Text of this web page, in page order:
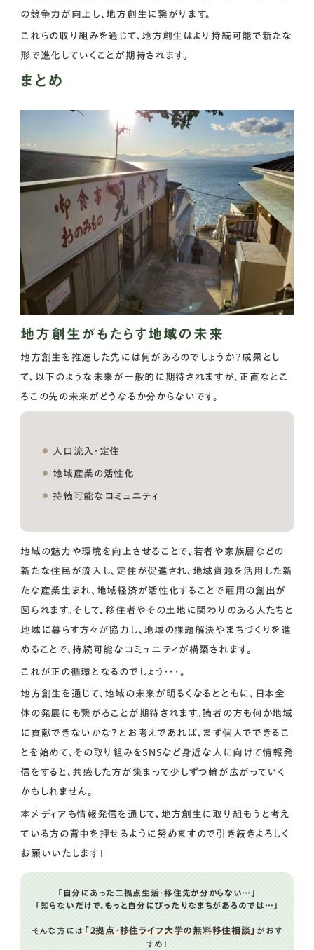
の競争力が向上し、地方創生に繋がります。
これらの取り組みを通じて、地方創生はより持続可能で新たな
形で進化していくことが期待されます。
まとめ
地方創生がもたらす地域の未来
地方創生を推進した先には何があるのでしょうか？成果とし
て、以下のような未来が一般的に期待されますが、正直なとこ
ろこの先の未来がどうなるか分からないです。
人口流入・定住
地域産業の活性化
持続可能なコミュニティ
地域の魅力や環境を向上させることで、若者や家族層などの
新たな住民が流入し、定住が促進され、地域資源を活用した新
たな産業生まれ、地域経済が活性化することで雇用の創出が
図られます。そして、移住者やその土地に関わりのある人たちと
地域に暮らす方々が協力し、地域の課題解決やまちづくりを進
めることで、持続可能なコミュニティが構築されます。
これが正の循環となるのでしょう・・・。
地方創生を通じて、地域の未来が明るくなるとともに、日本全
体の発展にも繋がることが期待されます。読者の方も何か地域
に貢献できないかな？とお考えであれば、まず個人でできるこ
とを始めて、その取り組みをSNSなど身近な人に向けて情報発
信をすると、共感した方が集まって少しずつ輪が広がっていく
かもしれません。
本メディアも情報発信を通じて、地方創生に取り組もうと考え
ている方の背中を押せるように努めますので引き続きよろしく
お願いいたします！
「自分にあった二拠点生活・移住先が分からない…」
「知らないだけで、もっと自分にぴったりなまちがあるのでは…」
そんな方には「２拠点・移住ライフ大学の無料移住相談」がおす
すめ！